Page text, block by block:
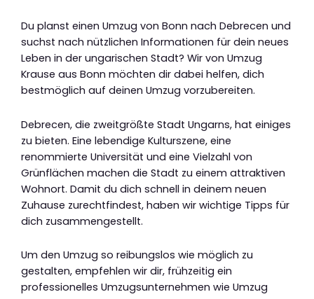
Du planst einen Umzug von Bonn nach Debrecen und
suchst nach nützlichen Informationen für dein neues
Leben in der ungarischen Stadt? Wir von Umzug
Krause aus Bonn möchten dir dabei helfen, dich
bestmöglich auf deinen Umzug vorzubereiten.
Debrecen, die zweitgrößte Stadt Ungarns, hat einiges
zu bieten. Eine lebendige Kulturszene, eine
renommierte Universität und eine Vielzahl von
Grünflächen machen die Stadt zu einem attraktiven
Wohnort. Damit du dich schnell in deinem neuen
Zuhause zurechtfindest, haben wir wichtige Tipps für
dich zusammengestellt.
Um den Umzug so reibungslos wie möglich zu
gestalten, empfehlen wir dir, frühzeitig ein
professionelles Umzugsunternehmen wie Umzug